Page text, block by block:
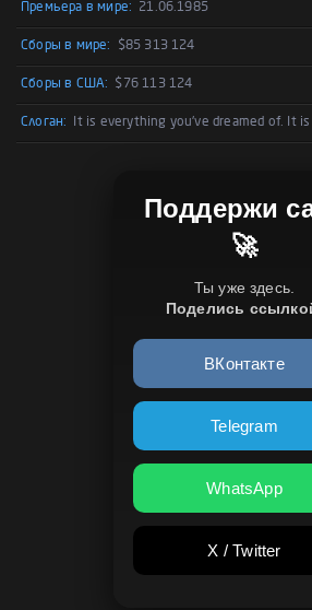
Премьера в мире: 21.06.1985
Сборы в мире: $85 313 124
Сборы в США: $76 113 124
Слоган: It is everything you've dreamed of. It
Поддержи
🚀
Ты уже здесь.
Поделись
ВКонтакте
Telegram
WhatsApp
X / Twitter